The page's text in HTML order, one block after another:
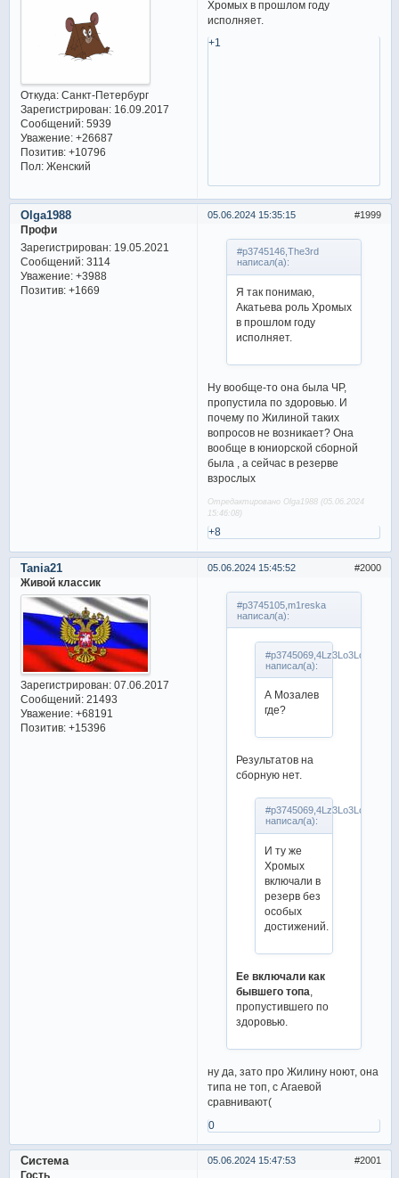
Откуда:Санкт-Петербург
Зарегистрирован: 16.09.2017
Сообщений:5939
Уважение: +26687
Позитив: +10796
Пол:Женский
Хромых в прошлом году
исполняет.
+1
1999
05.06.2024 15:35:15
Olga1988
Профи
Зарегистрирован: 19.05.2021
Сообщений:3114
Уважение: +3988
Позитив: +1669
#p3745146,The3rd
написал(а):
Я так понимаю,
Акатьева роль Хромых
в прошлом году
исполняет.
Ну вообще-то она была ЧР,
пропустила по здоровью. И
почему по Жилиной таких
вопросов не возникает? Она
вообще в юниорской сборной
была , а сейчас в резерве
взрослых
Отредактировано Olga1988 (05.06.2024
15:46:08)
+8
2000
05.06.2024 15:45:52
Tania21
Живой классик
Зарегистрирован: 07.06.2017
Сообщений:21493
Уважение: +68191
Позитив: +15396
#p3745105,m1reska
написал(а):
#p3745069,4Lz3Lo3Lo
написал(а):
А Мозалев
где?
Результатов на
сборную нет.
#p3745069,4Lz3Lo3Lo
написал(а):
И ту же
Хромых
включали в
резерв без
особых
достижений.
Ее включали как
бывшего топа
пропустившего по
здоровью.
ну да, зато про Жилину ноют, она
типа не топ, с Агаевой
сравнивают(
0
2001
05.06.2024 15:47:53
Система
Гость